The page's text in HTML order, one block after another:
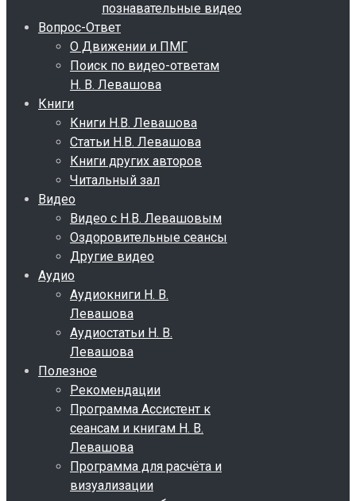
познавательные видео
Вопрос-Ответ
О Движении и ПМГ
Поиск по видео-ответам
Н. В. Левашова
Книги
Книги Н.В. Левашова
Статьи Н.В. Левашова
Книги других авторов
Читальный зал
Видео
Видео с Н.В. Левашовым
Оздоровительные сеансы
Другие видео
Аудио
Аудиокниги Н. В.
Левашова
Аудиостатьи Н. В.
Левашова
Полезное
Рекомендации
Программа Ассистент к
сеансам и книгам Н. В.
Левашова
Программа для расчёта и
визуализации